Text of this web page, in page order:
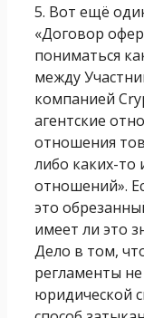
5. Вот ещё
«Договор
пониматься
между
компанией
агентские
отношения
либо каких-то
отношений».
это
имеет ли это
Дело в том,
регламенты
юридической